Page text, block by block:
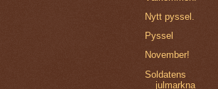
Nytt pyssel.
Pyssel
November!
Soldatens
julmarkna